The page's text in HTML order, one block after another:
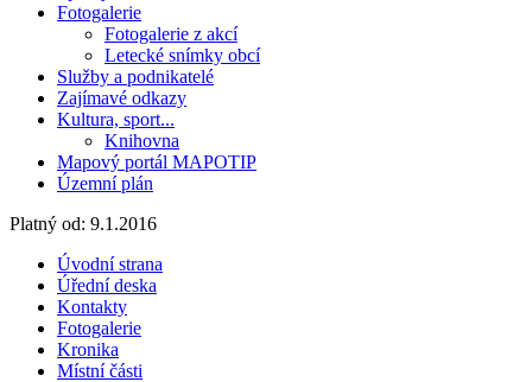
Fotogalerie
Fotogalerie z akcí
Letecké snímky obcí
Služby a podnikatelé
Zajímavé odkazy
Kultura, sport...
Knihovna
Mapový portál MAPOTIP
Územní plán
Platný od: 9.1.2016
Úvodní strana
Úřední deska
Kontakty
Fotogalerie
Kronika
Místní části